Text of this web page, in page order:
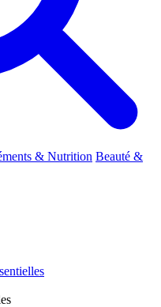
& Nutrition Beauté &